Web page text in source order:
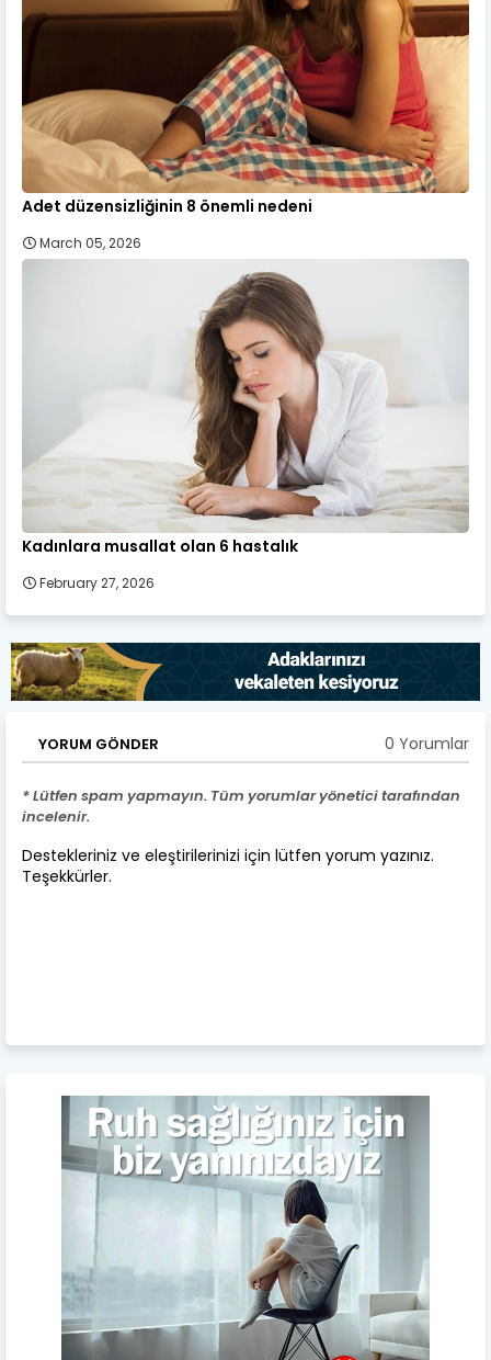
Adet düzensizliğinin 8 önemli nedeni
March 05, 2026
Kadınlara musallat olan 6 hastalık
February 27, 2026
YORUM GÖNDER 0 Yorumlar
* Lütfen spam yapmayın. Tüm yorumlar yönetici tarafından
incelenir.
Destekleriniz ve eleştirilerinizi için lütfen yorum yazınız.
Teşekkürler.